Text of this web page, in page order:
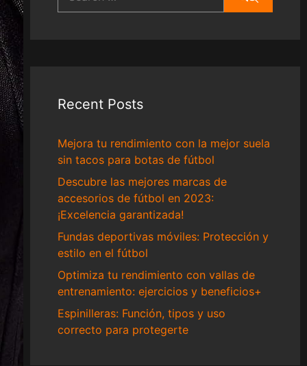
for:
Recent Posts
Mejora tu rendimiento con la mejor suela
sin tacos para botas de fútbol
Descubre las mejores marcas de
accesorios de fútbol en 2023:
¡Excelencia garantizada!
Fundas deportivas móviles: Protección y
estilo en el fútbol
Optimiza tu rendimiento con vallas de
entrenamiento: ejercicios y beneficios+
Espinilleras: Función, tipos y uso
correcto para protegerte